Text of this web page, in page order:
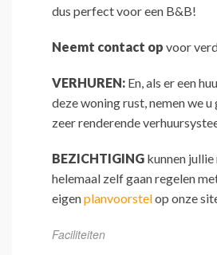
dus perfect voor een B&B!
Neemt contact op voor
VERHUREN: En, als er een
deze woning rust, nemen we u
zeer renderende
BEZICHTIGING kunnen
helemaal zelf gaan regelen
eigenplanvoorstelop onze
Faciliteiten